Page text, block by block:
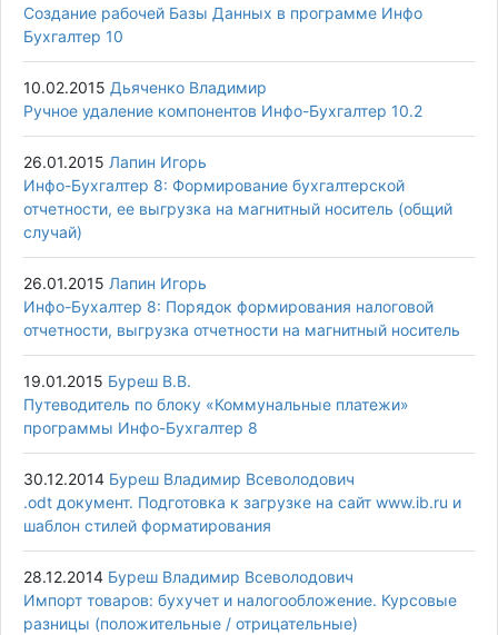
Создание рабочей Базы Данных в программе Инфо
Бухгалтер 10
10.02.2015 Дьяченко Владимир
Ручное удаление компонентов Инфо-Бухгалтер 10.2
26.01.2015 Лапин Игорь
Инфо-Бухгалтер 8: Формирование бухгалтерской
отчетности, ее выгрузка на магнитный носитель (общий
случай)
26.01.2015 Лапин Игорь
Инфо-Бухалтер 8: Порядок формирования налоговой
отчетности, выгрузка отчетности на магнитный носитель
19.01.2015 Буреш В.В.
Путеводитель по блоку «Коммунальные платежи»
программы Инфо-Бухгалтер 8
30.12.2014 Буреш Владимир Всеволодович
.odt документ. Подготовка к загрузке на сайт www.ib.ru и
шаблон стилей форматирования
28.12.2014 Буреш Владимир Всеволодович
Импорт товаров: бухучет и налогообложение. Курсовые
разницы (положительные / отрицательные)